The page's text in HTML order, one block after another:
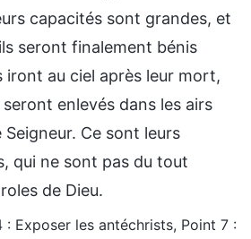
capacités sont grandes, et
seront finalement bénis
iront au ciel après leur mort,
enlevés dans les airs
Ce sont leurs
qui ne sont pas du tout
de Dieu.
: Exposer les antéchrists, Point 7 :